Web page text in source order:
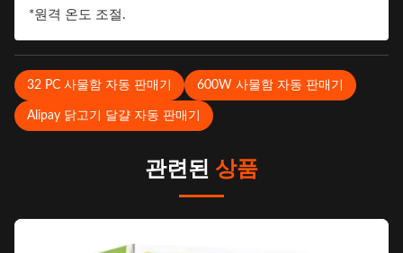
*원격 온도 조절.
32 PC 사물함 자동 판매기 600W 사물함 자동 판매기
Alipay 닭고기 달걀 자동 판매기
관련된 상품